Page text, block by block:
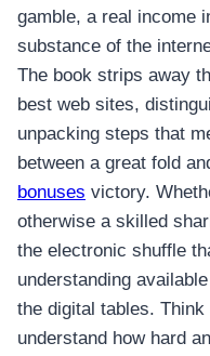
gamble, a real income
substance of the
The book strips away
best web sites,
unpacking steps that
between a great fold
bonuses victory.
otherwise a skilled
the electronic shuffle
understanding
the digital tables.
understand how hard